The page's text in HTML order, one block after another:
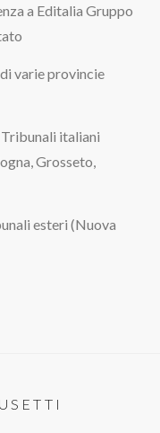
a Editalia Gruppo
varie provincie
Tribunali italiani
Grosseto,
esteri (Nuova